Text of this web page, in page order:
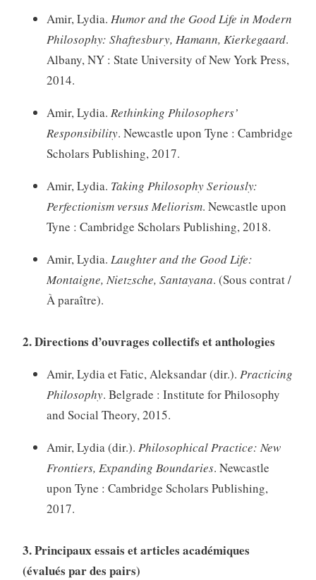
Amir, Lydia. Humor and the Good Life in Modern
Philosophy: Shaftesbury, Hamann, Kierkegaard.
Albany, NY : State University of New York Press,
2014.
Amir, Lydia. Rethinking Philosophers’
Responsibility. Newcastle upon Tyne : Cambridge
Scholars Publishing, 2017.
Amir, Lydia. Taking Philosophy Seriously:
Perfectionism versus Meliorism. Newcastle upon
Tyne : Cambridge Scholars Publishing, 2018.
Amir, Lydia. Laughter and the Good Life:
Montaigne, Nietzsche, Santayana. (Sous contrat /
À paraître).
2. Directions d’ouvrages collectifs et anthologies
Amir, Lydia et Fatic, Aleksandar (dir.). Practicing
Philosophy. Belgrade : Institute for Philosophy
and Social Theory, 2015.
Amir, Lydia (dir.). Philosophical Practice: New
Frontiers, Expanding Boundaries. Newcastle
upon Tyne : Cambridge Scholars Publishing,
2017.
3. Principaux essais et articles académiques
(évalués par des pairs)